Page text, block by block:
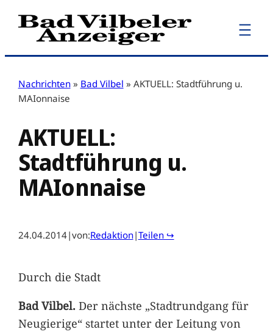
Zum
Inhalt
Nachrichten » Bad Vilbel » AKTUELL: Stadtführung u.
MAIonnaise
AKTUELL:
Stadtführung u.
MAIonnaise
24.04.2014|von:Redaktion|Teilen ↪
Durch die Stadt
Bad Vilbel.Der nächste „Stadtrundgang für
Neugierige“ startet unter der Leitung von